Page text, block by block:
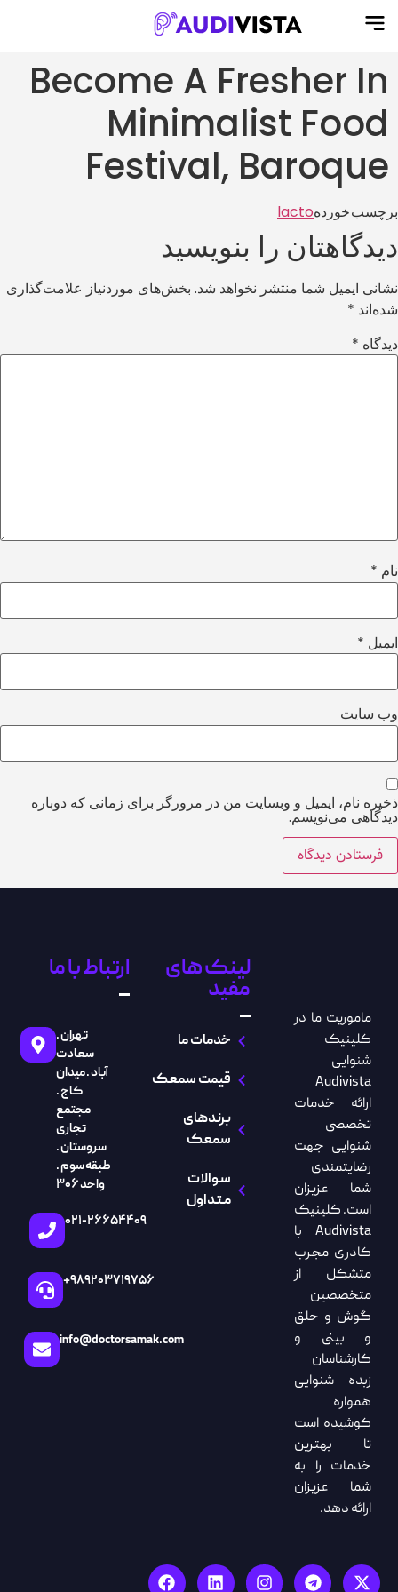
Become A Fresher In
Minimalist Food
Festival, Baroque
برچسب خوردهlacto
دیدگاهتان را بنویسید
نشانی ایمیل شما منتشر نخواهد شد. بخش‌های موردنیاز علامت‌گذاری
شده‌اند *
دیدگاه *
نام *
ایمیل *
وب‌ سایت
ذخیره نام، ایمیل و وبسایت من در مرورگر برای زمانی که دوباره
دیدگاهی می‌نویسم.
ماموریت ما در
کلینیک
شنوایی
Audivista
ارائه خدمات
تخصصی
شنوایی جهت
رضایتمندی
شما عزیزان
است. کلینیک
Audivista با
کادری مجرب
متشکل از
متخصصین
گوش و حلق
و بینی و
کارشناسان
زبده شنوایی
همواره
کوشیده است
تا بهترین
خدمات را به
شما عزیزان
ارائه دهد.
لینک های
مفید
خدمات ما
قیمت سمعک
برندهای
سمعک
سـوالات
مـتـداول
ارتباط با ما
تهران .
سعادت
آباد . میدان
کاج .
مجتمع
تجاری
سروستان .
طبقه سوم .
واحد ۳۰۶
۰۲۱-۲۶۶۵۴۴۰۹
+۹۸۹۲۰۳۷۱۹۷۵۶
info@doctorsamak.com